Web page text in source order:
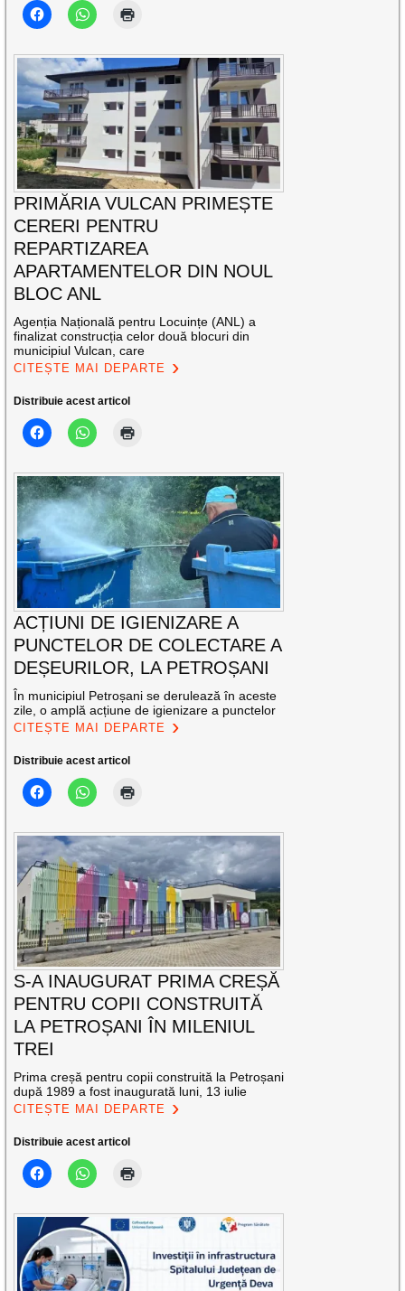
PRIMĂRIA VULCAN PRIMEȘTE
CERERI PENTRU
REPARTIZAREA
APARTAMENTELOR DIN NOUL
BLOC ANL
Agenția Națională pentru Locuințe (ANL) a
finalizat construcția celor două blocuri din
municipiul Vulcan, care
CITEȘTE MAI DEPARTE
Distribuie acest articol
ACȚIUNI DE IGIENIZARE A
PUNCTELOR DE COLECTARE A
DEȘEURILOR, LA PETROȘANI
În municipiul Petroșani se derulează în aceste
zile, o amplă acțiune de igienizare a punctelor
CITEȘTE MAI DEPARTE
Distribuie acest articol
S-A INAUGURAT PRIMA CREȘĂ
PENTRU COPII CONSTRUITĂ
LA PETROȘANI ÎN MILENIUL
TREI
Prima creșă pentru copii construită la Petroșani
după 1989 a fost inaugurată luni, 13 iulie
CITEȘTE MAI DEPARTE
Distribuie acest articol